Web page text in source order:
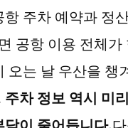
항 주차 예약과 정
공항 이용 전체가
오는 날 우산을 챙
주차 정보 역시 미